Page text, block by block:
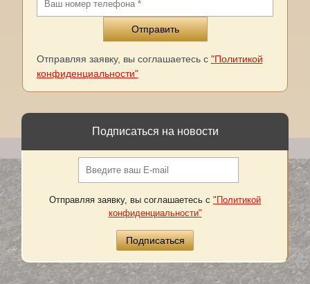
Отправляя заявку, вы соглашаетесь с "Политикой
конфиденциальности"
Подписаться на новости
Отправляя заявку, вы соглашаетесь с "Политикой
конфиденциальности"